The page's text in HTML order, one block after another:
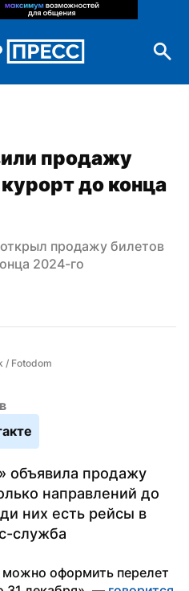
продажу
до конца
продажу билетов
2024-го
/ Fotodom
объявила продажу
направлений до
них есть рейсы в
служба
оформить перелет